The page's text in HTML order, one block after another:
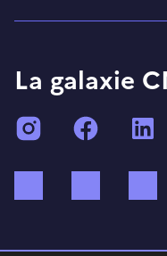
La galaxie
Instagram